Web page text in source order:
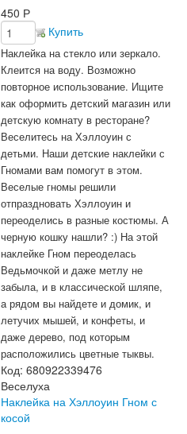
450 Р
Купить
Наклейка на стекло или зеркало.
Клеится на воду. Возможно
повторное использование. Ищите
как оформить детский магазин или
детскую комнату в ресторане?
Веселитесь на Хэллоуин с
детьми. Наши детские наклейки с
Гномами вам помогут в этом.
Веселые гномы решили
отпраздновать Хэллоуин и
переоделись в разные костюмы. А
черную кошку нашли? :) На этой
наклейке Гном переоделась
Ведьмочкой и даже метлу не
забыла, и в классической шляпе,
а рядом вы найдете и домик, и
летучих мышей, и конфеты, и
даже дерево, под которым
расположились цветные тыквы.
Код: 680922339476
Веселуха
Наклейка на Хэллоуин Гном с
косой